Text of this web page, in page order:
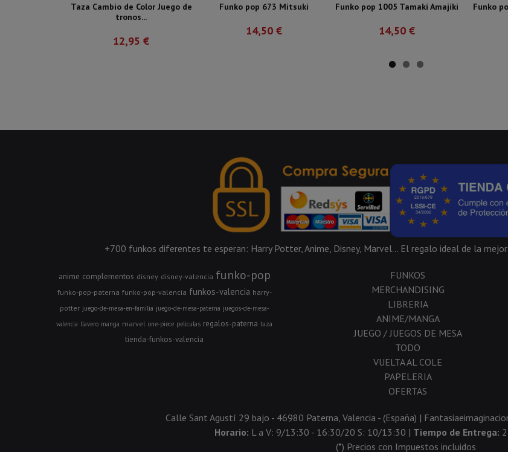
Taza Cambio de Color Juego de
tronos...
12,95 €
Funko pop 673 Mitsuki
14,50 €
Funko pop 1005 Tamaki Amajiki
14,50 €
Funko
+700 funkos diferentes te esperan: Harry Potter, Anime, Disney, Marvel... El regalo ideal de la
anime complementos disney disney-valencia funko-pop
funko-pop-paterna funko-pop-valencia funkos-valencia harry-
potter juego-de-mesa-en-familia juego-de-mesa-paterna juegos-de-mesa-
valencia llavero manga marvel one-piece peliculas regalos-paterna taza
tienda-funkos-valencia
FUNKOS
MERCHANDISING
LIBRERIA
ANIME/MANGA
JUEGO / JUEGOS DE MESA
TODO
VUELTA AL COLE
PAPELERIA
OFERTAS
Calle Sant Agustí 29 bajo - 46980 Paterna, Valencia - (España) |
Horario: L a V: 9/13:30 - 16:30/20 S: 10/13:30 | Tiempo de Entrega:
(*) Precios con Impuestos incluidos